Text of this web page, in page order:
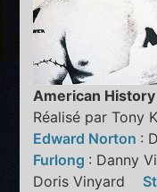
American
Réalisé par Tony
Edward Norton :
Furlong : Danny
Doris Vinyard